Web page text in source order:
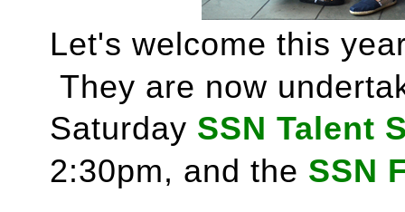
Let's welcome this
They are now
Saturday SSN Talent
2:30pm, and the SSN